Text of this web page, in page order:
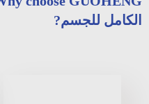
الكامل للجسم?